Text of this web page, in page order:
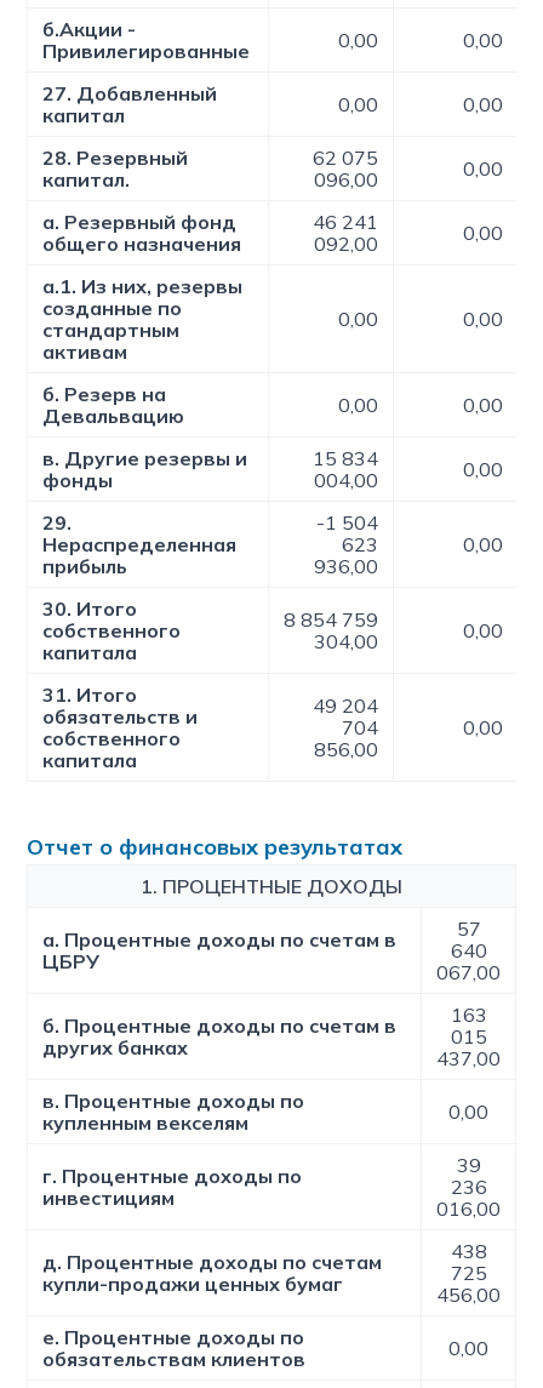
б.Акции -
Привилегированные
0,00 0,00
27. Добавленный
капитал
0,00 0,00
28. Резервный
капитал.
62 075
096,00
0,00
а. Резервный фонд
общего назначения
46 241
092,00
0,00
а.1. Из них, резервы
созданные по
стандартным
активам
0,00 0,00
б. Резерв на
Девальвацию
0,00 0,00
в. Другие резервы и
фонды
15 834
004,00
0,00
29.
Нераспределенная
прибыль
-1 504
623
936,00
0,00
30. Итого
собственного
капитала
8 854 759
304,00
0,00
31. Итого
обязательств и
собственного
капитала
49 204
704
856,00
0,00
Отчет о финансовых результатах
1. ПРОЦЕНТНЫЕ ДОХОДЫ
a. Процентные доходы по счетам в
ЦБРУ
57
640
067,00
б. Процентные доходы по счетам в
других банках
163
015
437,00
в. Процентные доходы по
купленным векселям
0,00
г. Процентные доходы по
инвестициям
39
236
016,00
д. Процентные доходы по счетам
купли-продажи ценных бумаг
438
725
456,00
е. Процентные доходы по
обязательствам клиентов
0,00